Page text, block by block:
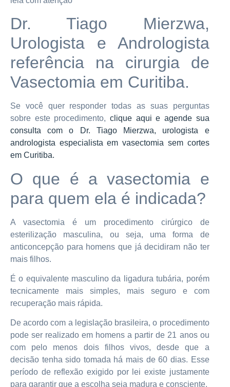
Dr. Tiago Mierzwa,
Urologista e Andrologista
referência na cirurgia de
Vasectomia em Curitiba.
Se você quer responder todas as suas perguntas
sobre este procedimento, clique aqui e agende sua
consulta com o Dr. Tiago Mierzwa, urologista e
andrologista especialista em vasectomia sem cortes
em Curitiba.
O que é a vasectomia e
para quem ela é indicada?
A vasectomia é um procedimento cirúrgico de
esterilização masculina, ou seja, uma forma de
anticoncepção para homens que já decidiram não ter
mais filhos.
É o equivalente masculino da ligadura tubária, porém
tecnicamente mais simples, mais seguro e com
recuperação mais rápida.
De acordo com a legislação brasileira, o procedimento
pode ser realizado em homens a partir de 21 anos ou
com pelo menos dois filhos vivos, desde que a
decisão tenha sido tomada há mais de 60 dias. Esse
período de reflexão exigido por lei existe justamente
para garantir que a escolha seja madura e consciente.